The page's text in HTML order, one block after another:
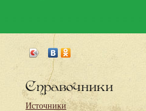
Справочники
Источники